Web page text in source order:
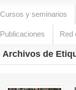
Cursos y seminarios
Publicaciones Red
Archivos de